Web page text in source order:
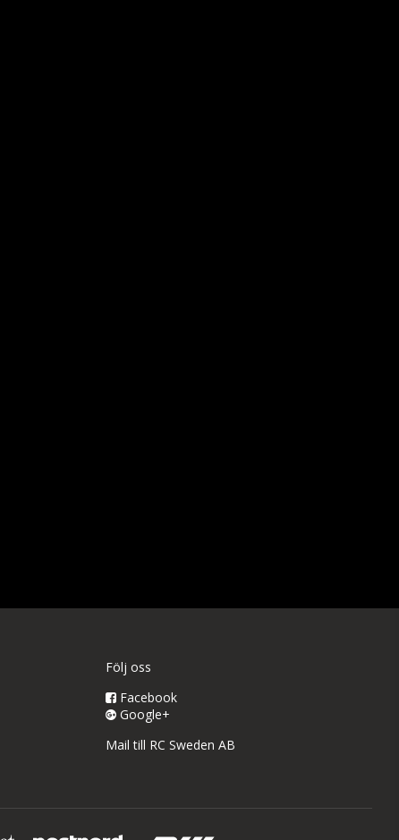
Följ oss
Facebook
Google+
Mail till RC Sweden AB